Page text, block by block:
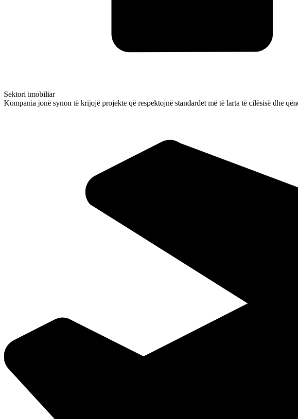
Sektori imobiliar
Kompania jonë synon të krijojë projekte që respektojnë standardet më të larta të cilësisë dhe